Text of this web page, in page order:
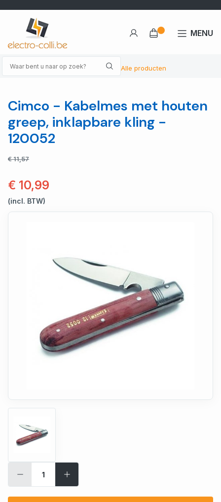
Alle producten
MENU
Cimco - Kabelmes met houten
greep, inklapbare kling -
120052
€ 11,57
€ 10,99
(incl. BTW)